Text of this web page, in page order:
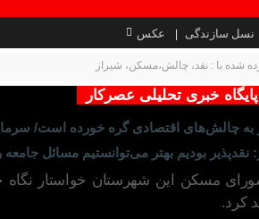
نسل سازندگی عکس
شده با : نقد، چالش،مسکن، شیراز
خبری تحلیلی عصرکار
چالش‌های اقتصادی گره خورده است/
نقدپذیر بودیم بهتر می‌توانستیم مسائل جامعه
شورای مسکن این شهرستان خواستار
کرد‌.